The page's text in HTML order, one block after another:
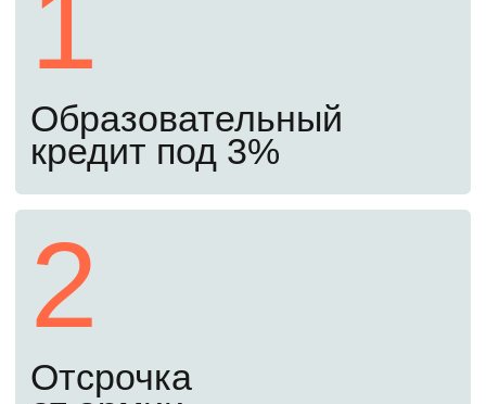
Оставьте заявку сегодня. Мы закрепим
расскажем, что и когда нужно сделать.
Откроем доступ к бесплатным материалам
подготовительного курса, чтобы вы могли
освежить знания перед экзаменами.
Сегодня
С 20 июня до 24 августа